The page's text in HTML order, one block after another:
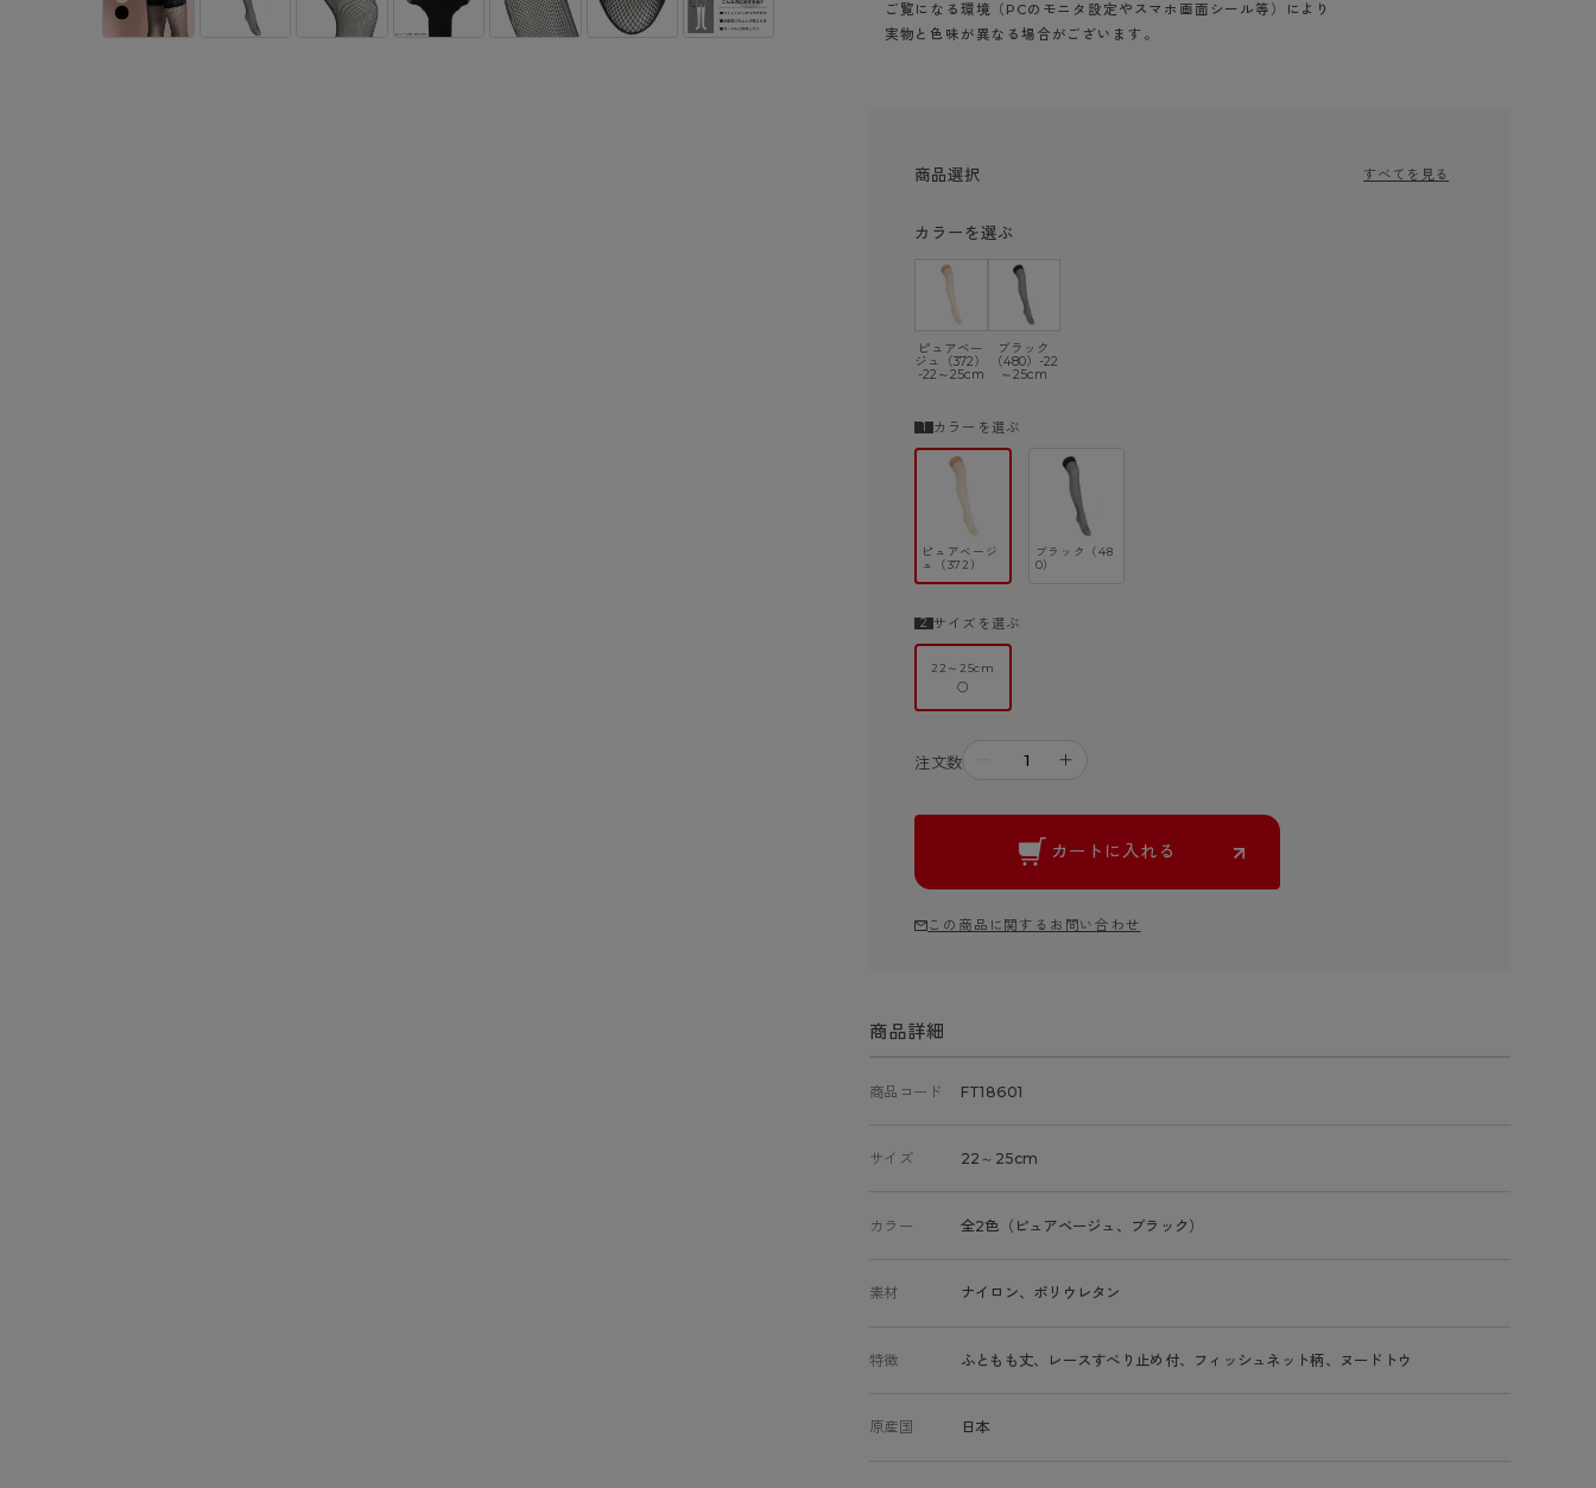
肌着・インナー
ハイソックス
ショーツ
ご覧になる環境（PCのモニタ設定やスマホ画面シール等）により
実物と色味が異なる場合がございます。
商品選択 すべてを見る
カラーを選ぶ
ピュアベー
ジュ（372）
-22～25cm
ブラック
（480）-22
～25cm
カラーを選ぶ
ピュアベージ
ュ（372）
ブラック（48
0）
サイズを選ぶ
22～25cm
○
注文数 ＋
カートに入れる
この商品に関するお問い合わせ
商品詳細
商品コード FT18601
サイズ 22～25cm
カラー 全2色（ピュアベージュ、ブラック）
素材 ナイロン、ポリウレタン
特徴 ふともも丈、レースすべり止め付、フィッシュネット柄、ヌードトウ
原産国 日本